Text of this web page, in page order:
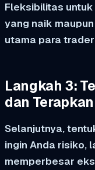
Fleksibilitas
yang naik
utama para trader
Langkah 3:
dan
Selanjutnya,
ingin Anda risiko,
memperbesar